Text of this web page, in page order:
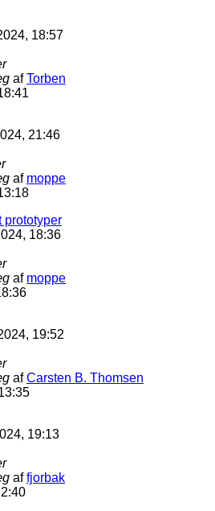
18:57
afTorben
21:46
af moppe
prototyper
18:36
af moppe
19:52
afCarsten B. Thomsen
19:13
affjorbak